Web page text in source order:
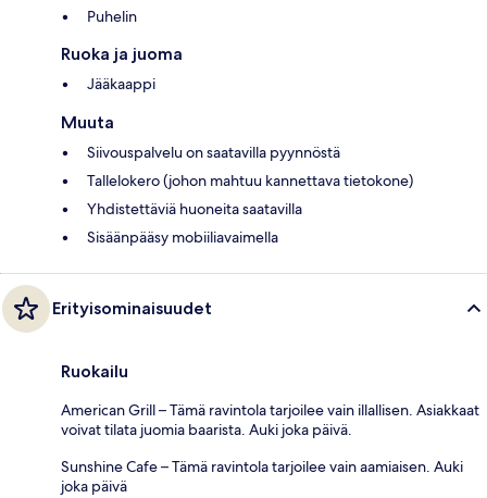
Puhelin
Ruoka ja juoma
Jääkaappi
Muuta
Siivouspalvelu on saatavilla pyynnöstä
Tallelokero (johon mahtuu kannettava tietokone)
Yhdistettäviä huoneita saatavilla
Sisäänpääsy mobiiliavaimella
Erityisominaisuudet
Ruokailu
American Grill – Tämä ravintola tarjoilee vain illallisen. Asiakkaat
voivat tilata juomia baarista. Auki joka päivä.
Sunshine Cafe – Tämä ravintola tarjoilee vain aamiaisen. Auki
joka päivä